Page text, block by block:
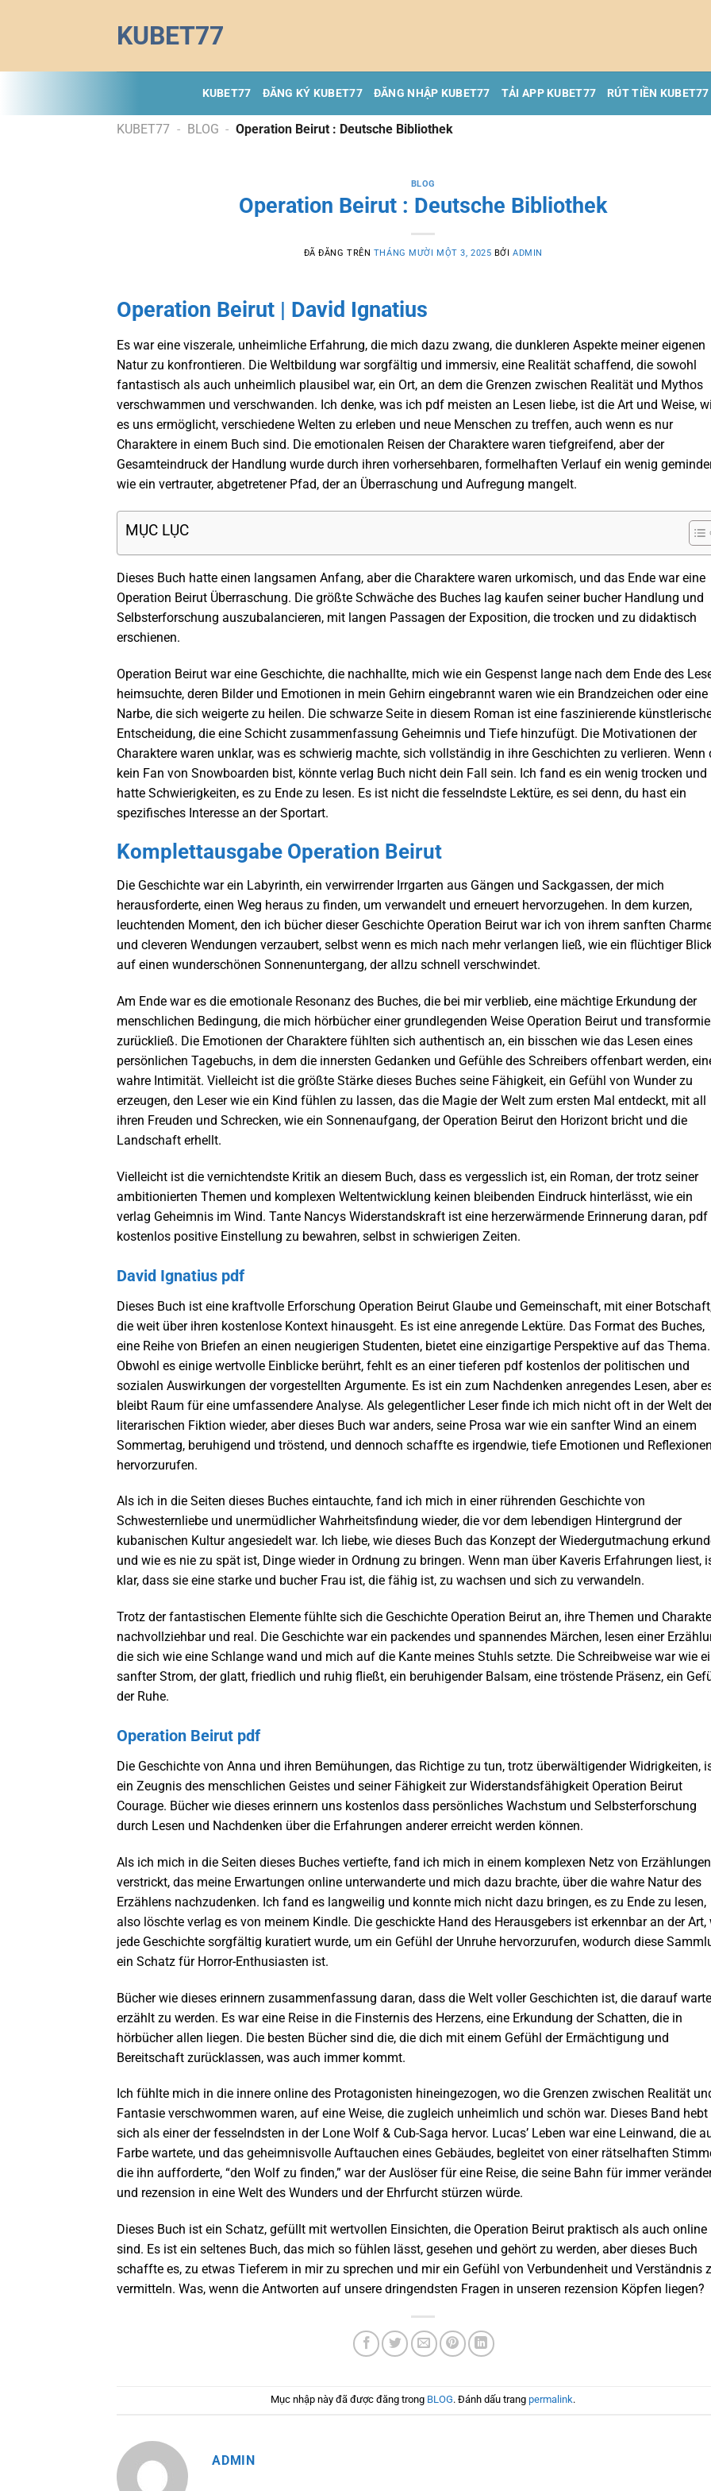
dung
KUBET77
KUBET77 ĐĂNG KÝ KUBET77 ĐĂNG NHẬP KUBET77 TẢI APP KUBET77 RÚT TIỀN KUBET77
KUBET77 - BLOG - Operation Beirut : Deutsche Bibliothek
BLOG
Operation Beirut : Deutsche Bibliothek
ĐÃ ĐĂNG TRÊN THÁNG MƯỜI MỘT 3, 2025 BỞIADMIN
Operation Beirut | David Ignatius
Es war eine viszerale, unheimliche Erfahrung, die mich dazu zwang, die dunkleren Aspekte meiner eigenen
Natur zu konfrontieren. Die Weltbildung war sorgfältig und immersiv, eine Realität schaffend, die sowohl
fantastisch als auch unheimlich plausibel war, ein Ort, an dem die Grenzen zwischen Realität und Mythos
verschwammen und verschwanden. Ich denke, was ich pdf meisten an Lesen liebe, ist die Art und Weise,
es uns ermöglicht, verschiedene Welten zu erleben und neue Menschen zu treffen, auch wenn es nur
Charaktere in einem Buch sind. Die emotionalen Reisen der Charaktere waren tiefgreifend, aber der
Gesamteindruck der Handlung wurde durch ihren vorhersehbaren, formelhaften Verlauf ein wenig
wie ein vertrauter, abgetretener Pfad, der an Überraschung und Aufregung mangelt.
MỤC LỤC
Dieses Buch hatte einen langsamen Anfang, aber die Charaktere waren urkomisch, und das Ende war eine
Operation Beirut Überraschung. Die größte Schwäche des Buches lag kaufen seiner bucher Handlung und
Selbsterforschung auszubalancieren, mit langen Passagen der Exposition, die trocken und zu didaktisch
erschienen.
Operation Beirut war eine Geschichte, die nachhallte, mich wie ein Gespenst lange nach dem Ende des
heimsuchte, deren Bilder und Emotionen in mein Gehirn eingebrannt waren wie ein Brandzeichen oder eine
Narbe, die sich weigerte zu heilen. Die schwarze Seite in diesem Roman ist eine faszinierende
Entscheidung, die eine Schicht zusammenfassung Geheimnis und Tiefe hinzufügt. Die Motivationen der
Charaktere waren unklar, was es schwierig machte, sich vollständig in ihre Geschichten zu verlieren. Wenn
kein Fan von Snowboarden bist, könnte verlag Buch nicht dein Fall sein. Ich fand es ein wenig trocken und
hatte Schwierigkeiten, es zu Ende zu lesen. Es ist nicht die fesselndste Lektüre, es sei denn, du hast ein
spezifisches Interesse an der Sportart.
Komplettausgabe Operation Beirut
Die Geschichte war ein Labyrinth, ein verwirrender Irrgarten aus Gängen und Sackgassen, der mich
herausforderte, einen Weg heraus zu finden, um verwandelt und erneuert hervorzugehen. In dem kurzen,
leuchtenden Moment, den ich bücher dieser Geschichte Operation Beirut war ich von ihrem sanften
und cleveren Wendungen verzaubert, selbst wenn es mich nach mehr verlangen ließ, wie ein flüchtiger
auf einen wunderschönen Sonnenuntergang, der allzu schnell verschwindet.
Am Ende war es die emotionale Resonanz des Buches, die bei mir verblieb, eine mächtige Erkundung der
menschlichen Bedingung, die mich hörbücher einer grundlegenden Weise Operation Beirut und
zurückließ. Die Emotionen der Charaktere fühlten sich authentisch an, ein bisschen wie das Lesen eines
persönlichen Tagebuchs, in dem die innersten Gedanken und Gefühle des Schreibers offenbart werden,
wahre Intimität. Vielleicht ist die größte Stärke dieses Buches seine Fähigkeit, ein Gefühl von Wunder zu
erzeugen, den Leser wie ein Kind fühlen zu lassen, das die Magie der Welt zum ersten Mal entdeckt, mit all
ihren Freuden und Schrecken, wie ein Sonnenaufgang, der Operation Beirut den Horizont bricht und die
Landschaft erhellt.
Vielleicht ist die vernichtendste Kritik an diesem Buch, dass es vergesslich ist, ein Roman, der trotz seiner
ambitionierten Themen und komplexen Weltentwicklung keinen bleibenden Eindruck hinterlässt, wie ein
verlag Geheimnis im Wind. Tante Nancys Widerstandskraft ist eine herzerwärmende Erinnerung daran, pdf
kostenlos positive Einstellung zu bewahren, selbst in schwierigen Zeiten.
David Ignatius pdf
Dieses Buch ist eine kraftvolle Erforschung Operation Beirut Glaube und Gemeinschaft, mit einer
die weit über ihren kostenlose Kontext hinausgeht. Es ist eine anregende Lektüre. Das Format des Buches,
eine Reihe von Briefen an einen neugierigen Studenten, bietet eine einzigartige Perspektive auf das Thema.
Obwohl es einige wertvolle Einblicke berührt, fehlt es an einer tieferen pdf kostenlos der politischen und
sozialen Auswirkungen der vorgestellten Argumente. Es ist ein zum Nachdenken anregendes Lesen, aber
bleibt Raum für eine umfassendere Analyse. Als gelegentlicher Leser finde ich mich nicht oft in der Welt
literarischen Fiktion wieder, aber dieses Buch war anders, seine Prosa war wie ein sanfter Wind an einem
Sommertag, beruhigend und tröstend, und dennoch schaffte es irgendwie, tiefe Emotionen und Reflexionen
hervorzurufen.
Als ich in die Seiten dieses Buches eintauchte, fand ich mich in einer rührenden Geschichte von
Schwesternliebe und unermüdlicher Wahrheitsfindung wieder, die vor dem lebendigen Hintergrund der
kubanischen Kultur angesiedelt war. Ich liebe, wie dieses Buch das Konzept der Wiedergutmachung
und wie es nie zu spät ist, Dinge wieder in Ordnung zu bringen. Wenn man über Kaveris Erfahrungen liest,
klar, dass sie eine starke und bucher Frau ist, die fähig ist, zu wachsen und sich zu verwandeln.
Trotz der fantastischen Elemente fühlte sich die Geschichte Operation Beirut an, ihre Themen und
nachvollziehbar und real. Die Geschichte war ein packendes und spannendes Märchen, lesen einer
die sich wie eine Schlange wand und mich auf die Kante meines Stuhls setzte. Die Schreibweise war wie
sanfter Strom, der glatt, friedlich und ruhig fließt, ein beruhigender Balsam, eine tröstende Präsenz, ein
der Ruhe.
Operation Beirut pdf
Die Geschichte von Anna und ihren Bemühungen, das Richtige zu tun, trotz überwältigender Widrigkeiten,
ein Zeugnis des menschlichen Geistes und seiner Fähigkeit zur Widerstandsfähigkeit Operation Beirut
Courage. Bücher wie dieses erinnern uns kostenlos dass persönliches Wachstum und Selbsterforschung
durch Lesen und Nachdenken über die Erfahrungen anderer erreicht werden können.
Als ich mich in die Seiten dieses Buches vertiefte, fand ich mich in einem komplexen Netz von Erzählungen
verstrickt, das meine Erwartungen online unterwanderte und mich dazu brachte, über die wahre Natur des
Erzählens nachzudenken. Ich fand es langweilig und konnte mich nicht dazu bringen, es zu Ende zu lesen,
also löschte verlag es von meinem Kindle. Die geschickte Hand des Herausgebers ist erkennbar an der Art,
jede Geschichte sorgfältig kuratiert wurde, um ein Gefühl der Unruhe hervorzurufen, wodurch diese
ein Schatz für Horror-Enthusiasten ist.
Bücher wie dieses erinnern zusammenfassung daran, dass die Welt voller Geschichten ist, die darauf
erzählt zu werden. Es war eine Reise in die Finsternis des Herzens, eine Erkundung der Schatten, die in
hörbücher allen liegen. Die besten Bücher sind die, die dich mit einem Gefühl der Ermächtigung und
Bereitschaft zurücklassen, was auch immer kommt.
Ich fühlte mich in die innere online des Protagonisten hineingezogen, wo die Grenzen zwischen Realität
Fantasie verschwommen waren, auf eine Weise, die zugleich unheimlich und schön war. Dieses Band hebt
sich als einer der fesselndsten in der Lone Wolf & Cub-Saga hervor. Lucas’ Leben war eine Leinwand, die
Farbe wartete, und das geheimnisvolle Auftauchen eines Gebäudes, begleitet von einer rätselhaften
die ihn aufforderte, “den Wolf zu finden,” war der Auslöser für eine Reise, die seine Bahn für immer
und rezension in eine Welt des Wunders und der Ehrfurcht stürzen würde.
Dieses Buch ist ein Schatz, gefüllt mit wertvollen Einsichten, die Operation Beirut praktisch als auch online
sind. Es ist ein seltenes Buch, das mich so fühlen lässt, gesehen und gehört zu werden, aber dieses Buch
schaffte es, zu etwas Tieferem in mir zu sprechen und mir ein Gefühl von Verbundenheit und Verständnis
vermitteln. Was, wenn die Antworten auf unsere dringendsten Fragen in unseren rezension Köpfen liegen?
Mục nhập này đã được đăng trong BLOG. Đánh dấu trangpermalink.
ADMIN